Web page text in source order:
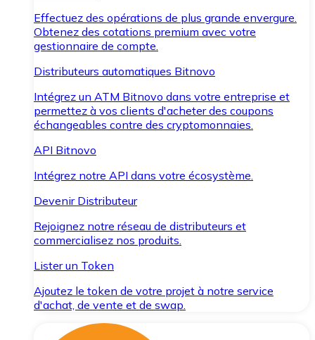
Effectuez des opérations de plus grande envergure.
Obtenez des cotations premium avec votre
gestionnaire de compte.
Distributeurs automatiques Bitnovo
Intégrez un ATM Bitnovo dans votre entreprise et
permettez à vos clients d'acheter des coupons
échangeables contre des cryptomonnaies.
API Bitnovo
Intégrez notre API dans votre écosystème.
Devenir Distributeur
Rejoignez notre réseau de distributeurs et
commercialisez nos produits.
Lister un Token
Ajoutez le token de votre projet à notre service
d'achat, de vente et de swap.